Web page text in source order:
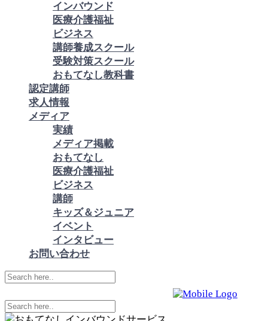
インバウンド
医療介護福祉
ビジネス
講師養成スクール
受験対策スクール
おもてなし教科書
認定講師
求人情報
メディア
実績
メディア掲載
おもてなし
医療介護福祉
ビジネス
講師
キッズ＆ジュニア
イベント
インタビュー
お問い合わせ